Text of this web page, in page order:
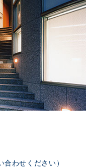
わせください）